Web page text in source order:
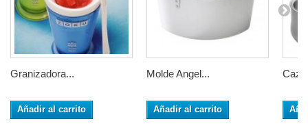
Granizadora...
Añadir al carrito
Molde Angel...
Añadir al carrito